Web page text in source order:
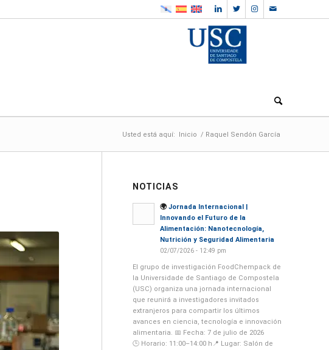
Usted está aquí: Inicio / Raquel Sendón García
NOTICIAS
🌍 Jornada Internacional |
Innovando el Futuro de la
Alimentación: Nanotecnología,
Nutrición y Seguridad Alimentaria
02/07/2026 - 12:49 pm
El grupo de investigación FoodChempack de
la Universidade de Santiago de Compostela
(USC) organiza una jornada internacional
que reunirá a investigadores invitados
extranjeros para compartir los últimos
avances en ciencia, tecnología e innovación
alimentaria. 📅 Fecha: 7 de julio de 2026
🕒 Horario: 11:00–14:00 h📍 Lugar: Salón de